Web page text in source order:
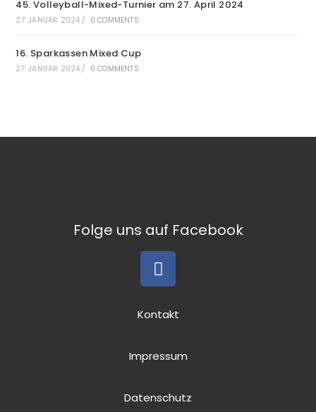
45. Volleyball-Mixed-Turnier am 27. April 2024
27. JANUAR 2024 / 0 COMMENTS
16. Sparkassen Mixed Cup
27. JANUAR 2024 / 0 COMMENTS
Folge uns auf Facebook
Kontakt
Impressum
Datenschutz